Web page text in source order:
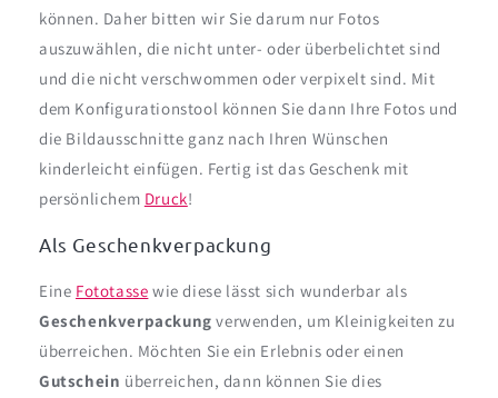
können. Daher bitten wir Sie darum nur Fotos
auszuwählen, die nicht unter- oder überbelichtet sind
und die nicht verschwommen oder verpixelt sind. Mit
dem Konfigurationstool können Sie dann Ihre Fotos und
die Bildausschnitte ganz nach Ihren Wünschen
kinderleicht einfügen. Fertig ist das Geschenk mit
persönlichem Druck!
Als Geschenkverpackung
Eine Fototasse wie diese lässt sich wunderbar als
Geschenkverpackung verwenden, um Kleinigkeiten zu
überreichen. Möchten Sie ein Erlebnis oder einen
Gutschein überreichen, dann können Sie dies